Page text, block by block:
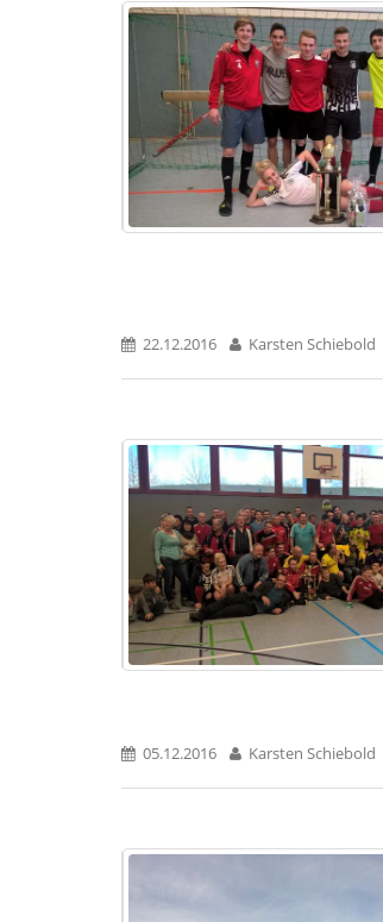
22.12.2016 Karsten Schiebold
05.12.2016 Karsten Schiebold